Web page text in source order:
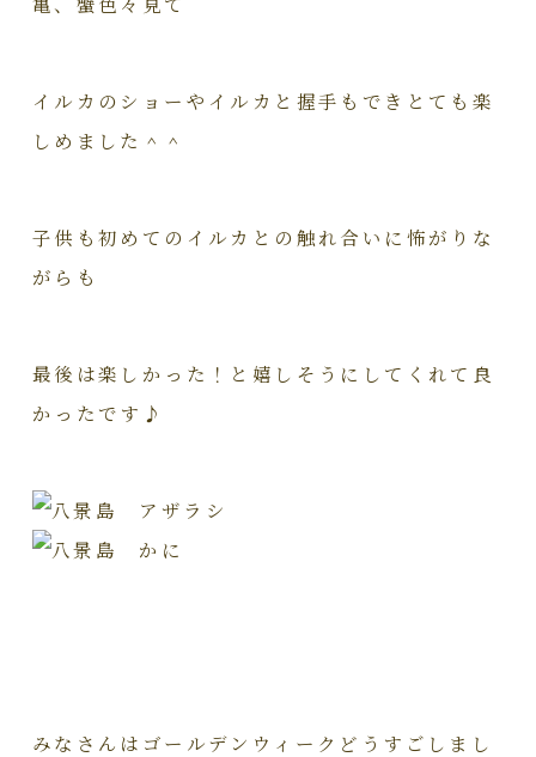
イルカのショーやイルカと握手もできとても楽
しめました＾＾
子供も初めてのイルカとの触れ合いに怖がりな
がらも
最後は楽しかった！と嬉しそうにしてくれて良
かったです♪
みなさんはゴールデンウィークどうすごしまし